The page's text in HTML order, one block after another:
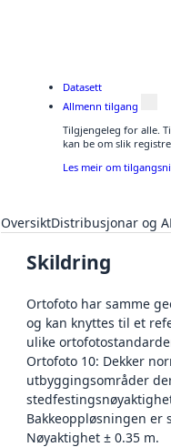
Datasett
Allmenn tilgang
Tilgjengeleg for alle.
kan be om slik
Les meir om
OversiktDistribusjonar og
Skildring
Ortofoto har samme
og kan knyttes til et
ulike
Ortofoto 10: Dekker
utbyggingsområder
Bakkeoppløsningen er
Nøyaktighet ± 0.35 m.